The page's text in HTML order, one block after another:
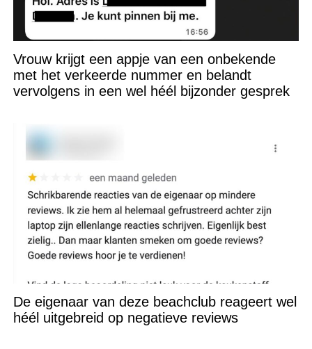
Vrouw krijgt een appje van een onbekende
met het verkeerde nummer en belandt
vervolgens in een wel héél bijzonder gesprek
De eigenaar van deze beachclub reageert wel
héél uitgebreid op negatieve reviews